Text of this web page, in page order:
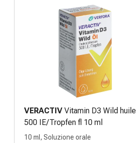
VERACTIV Vitamin D3 Wild huile
500 IE/Tropfen fl 10 ml
10 ml, Soluzione orale